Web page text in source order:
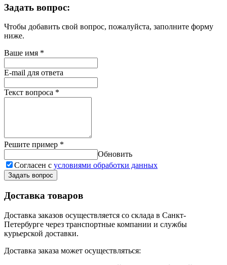
Задать вопрос:
Чтобы добавить свой вопрос, пожалуйста, заполните форму
ниже.
Ваше имя *
E-mail для ответа
Текст вопроса *
Решите пример *
Обновить
Согласен с условиями обработки данных
Задать вопрос
Доставка товаров
Доставка заказов осуществляется со склада в Санкт-
Петербурге через транспортные компании и службы
курьерской доставки.
Доставка заказа может осуществляться: